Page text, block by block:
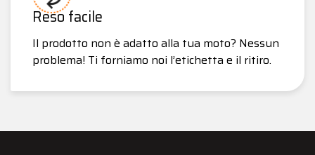
Reso facile
Il prodotto non è adatto alla tua moto? Nessun
problema! Ti forniamo noi l’etichetta e il ritiro.